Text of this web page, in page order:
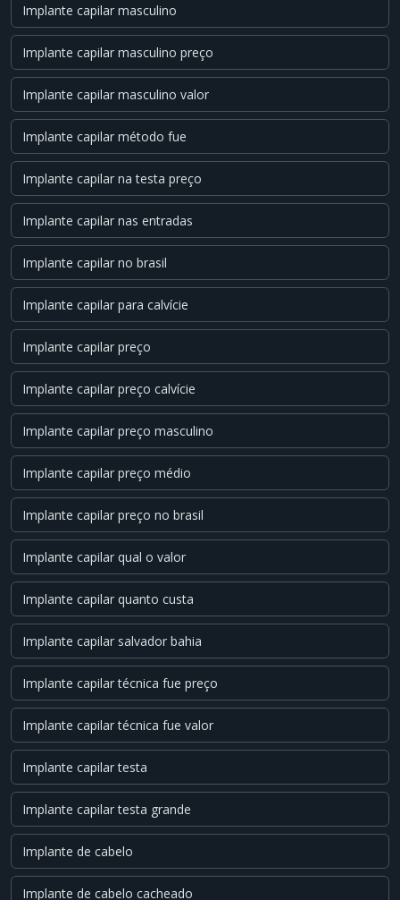
Implante capilar masculino
Implante capilar masculino preço
Implante capilar masculino valor
Implante capilar método fue
Implante capilar na testa preço
Implante capilar nas entradas
Implante capilar no brasil
Implante capilar para calvície
Implante capilar preço
Implante capilar preço calvície
Implante capilar preço masculino
Implante capilar preço médio
Implante capilar preço no brasil
Implante capilar qual o valor
Implante capilar quanto custa
Implante capilar salvador bahia
Implante capilar técnica fue preço
Implante capilar técnica fue valor
Implante capilar testa
Implante capilar testa grande
Implante de cabelo
Implante de cabelo cacheado